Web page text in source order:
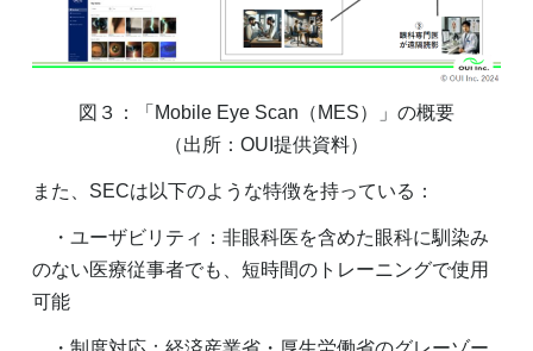
図３：「Mobile Eye Scan（MES）」の概要
（出所：OUI提供資料）
また、SECは以下のような特徴を持っている：
・ユーザビリティ：非眼科医を含めた眼科に馴染み
のない医療従事者でも、短時間のトレーニングで使用
可能